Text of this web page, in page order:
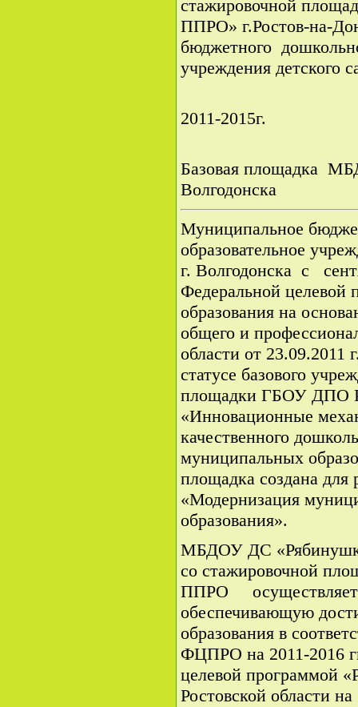
стажировочной
ППРО» г.Ростов-на-
бюджетного
учреждения детского
2011-2015г.
Базовая площадка
Волгодонска
Муниципальное
образовательное
г. Волгодонска с
Федеральной целевой
образования на
общего и
области от
статусе базового
площадки ГБОУ ДПО
«Инновационные
качественного
муниципальных
площадка создана для
«Модернизация
образования».
МБДОУ ДС
со стажировочной
ППРО осуществляет
обеспечивающую
образования в
ФЦПРО на 2011-2016
целевой программой
Ростовской области